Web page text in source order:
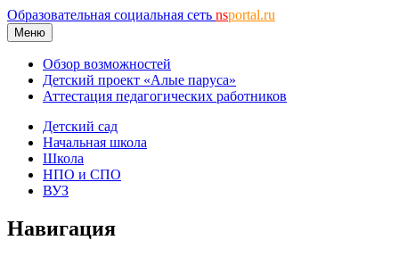
Образовательная социальная сеть nsportal.ru
Меню
Обзор возможностей
Детский проект «Алые паруса»
Аттестация педагогических работников
Детский сад
Начальная школа
Школа
НПО и СПО
ВУЗ
Навигация